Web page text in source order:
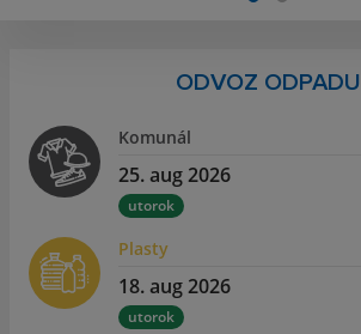
ODVOZ ODPADU
Komunál
25. aug 2026
utorok
Plasty
18. aug 2026
utorok